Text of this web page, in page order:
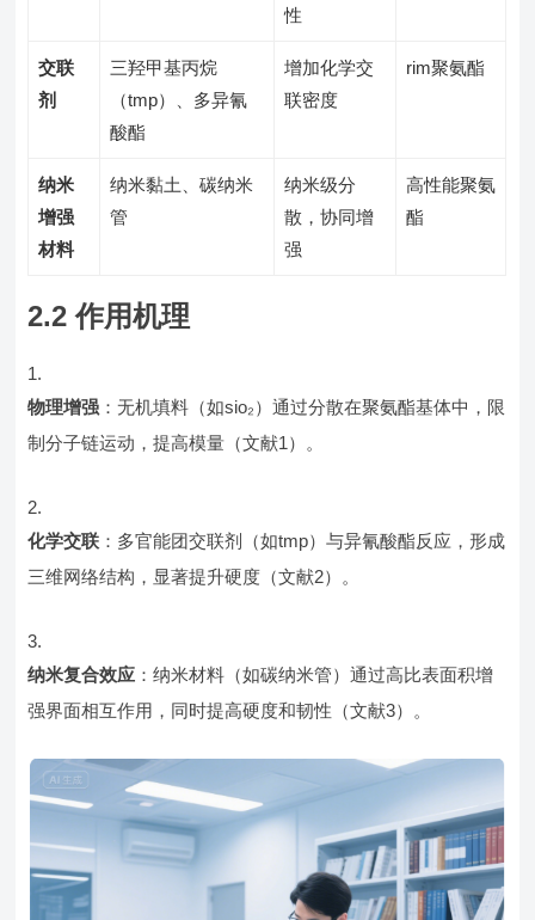
性
交联
剂
三羟甲基丙烷
（tmp）、多异氰
酸酯
增加化学交
联密度
rim聚氨酯
纳米
增强
材料
纳米黏土、碳纳米
管
纳米级分
散，协同增
强
高性能聚氨
酯
2.2 作用机理
物理增强 ：无机填料（如sio₂）通过分散在聚氨酯基体中，限
制分子链运动，提高模量（文献1）。
化学交联 ：多官能团交联剂（如tmp）与异氰酸酯反应，形成
三维网络结构，显著提升硬度（文献2）。
纳米复合效应 ：纳米材料（如碳纳米管）通过高比表面积增
强界面相互作用，同时提高硬度和韧性（文献3）。